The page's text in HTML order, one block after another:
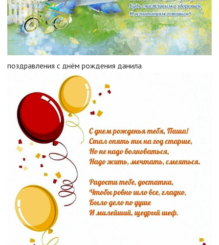
поздравления с днём рождения данила